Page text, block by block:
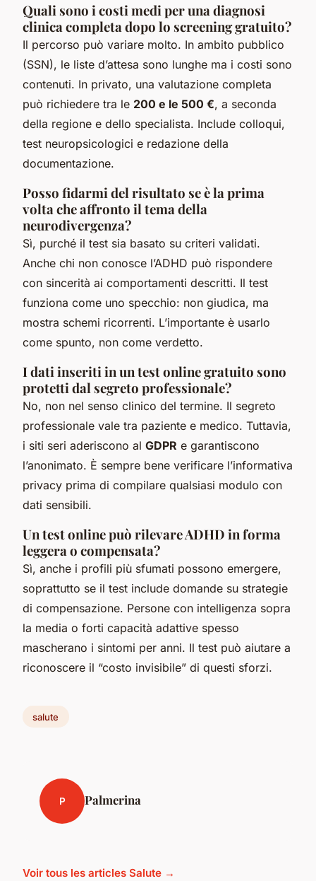
Quali sono i costi medi per una diagnosi
clinica completa dopo lo screening gratuito?
Il percorso può variare molto. In ambito pubblico
(SSN), le liste d’attesa sono lunghe ma i costi sono
contenuti. In privato, una valutazione completa
può richiedere tra le 200 e le 500 €, a seconda
della regione e dello specialista. Include colloqui,
test neuropsicologici e redazione della
documentazione.
Posso fidarmi del risultato se è la prima
volta che affronto il tema della
neurodivergenza?
Sì, purché il test sia basato su criteri validati.
Anche chi non conosce l’ADHD può rispondere
con sincerità ai comportamenti descritti. Il test
funziona come uno specchio: non giudica, ma
mostra schemi ricorrenti. L’importante è usarlo
come spunto, non come verdetto.
I dati inseriti in un test online gratuito sono
protetti dal segreto professionale?
No, non nel senso clinico del termine. Il segreto
professionale vale tra paziente e medico. Tuttavia,
i siti seri aderiscono al GDPR e garantiscono
l’anonimato. È sempre bene verificare l’informativa
privacy prima di compilare qualsiasi modulo con
dati sensibili.
Un test online può rilevare ADHD in forma
leggera o compensata?
Sì, anche i profili più sfumati possono emergere,
soprattutto se il test include domande su strategie
di compensazione. Persone con intelligenza sopra
la media o forti capacità adattive spesso
mascherano i sintomi per anni. Il test può aiutare a
riconoscere il “costo invisibile” di questi sforzi.
salute
P Palmerina
Voir tous les articles Salute →